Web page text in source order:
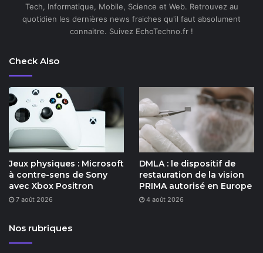
Tech, Informatique, Mobile, Science et Web. Retrouvez au
quotidien les dernières news fraiches qu'il faut absolument
connaitre. Suivez EchoTechno.fr !
Check Also
Jeux physiques : Microsoft
à contre-sens de Sony
avec Xbox Positron
7 août 2026
DMLA : le dispositif de
restauration de la vision
PRIMA autorisé en Europe
4 août 2026
Nos rubriques